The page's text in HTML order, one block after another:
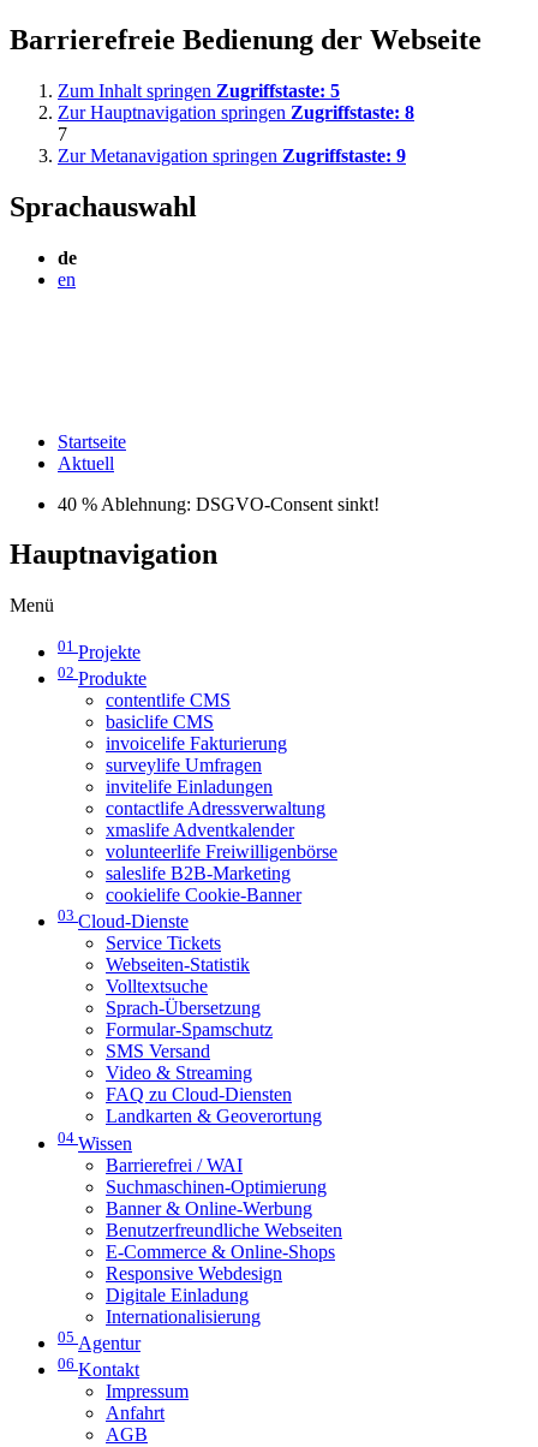
Barrierefreie Bedienung der Webseite
Zum Inhalt springen Zugriffstaste: 5
Zur Hauptnavigation springen Zugriffstaste: 8
7
Zur Metanavigation springen Zugriffstaste: 9
Sprachauswahl
de
en
Startseite
Aktuell
40 % Ablehnung: DSGVO-Consent sinkt!
Hauptnavigation
Menü
01 Projekte
02 Produkte
contentlife CMS
basiclife CMS
invoicelife Fakturierung
surveylife Umfragen
invitelife Einladungen
contactlife Adressverwaltung
xmaslife Adventkalender
volunteerlife Freiwilligenbörse
saleslife B2B-Marketing
cookielife Cookie-Banner
03 Cloud-Dienste
Service Tickets
Webseiten-Statistik
Volltextsuche
Sprach-Übersetzung
Formular-Spamschutz
SMS Versand
Video & Streaming
FAQ zu Cloud-Diensten
Landkarten & Geoverortung
04 Wissen
Barrierefrei / WAI
Suchmaschinen-Optimierung
Banner & Online-Werbung
Benutzerfreundliche Webseiten
E-Commerce & Online-Shops
Responsive Webdesign
Digitale Einladung
Internationalisierung
05 Agentur
06 Kontakt
Impressum
Anfahrt
AGB